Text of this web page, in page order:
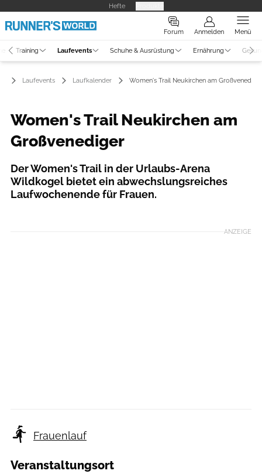
Hefte
Forum Anmelden Menü
Training Laufevents Schuhe & Ausrüstung Ernährung
Laufevents Laufkalender Women's Trail Neukirchen am Großvenediger
Women's Trail Neukirchen am
Großvenediger
Der Women's Trail in der Urlaubs-Arena
Wildkogel bietet ein abwechslungsreiches
Laufwochenende für Frauen.
ANZEIGE
Frauenlauf
Veranstaltungsort